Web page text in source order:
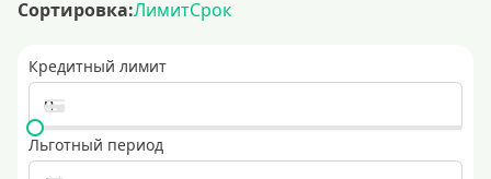
Сортировка:ЛимитСрок
Кредитный лимит
Льготный период